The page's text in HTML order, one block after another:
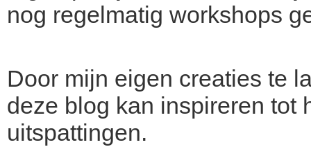
nog regelmatig workshops
Door mijn eigen creaties te
deze blog kan inspireren tot
uitspattingen.